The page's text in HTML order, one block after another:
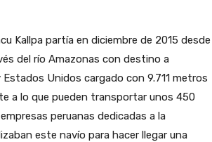
Kallpa partía en diciembre de 2015 desde
del río Amazonas con destino a
Unidos cargado con 9.711 metros
a lo que pueden transportar unos 450
peruanas dedicadas a la
este navío para hacer llegar una